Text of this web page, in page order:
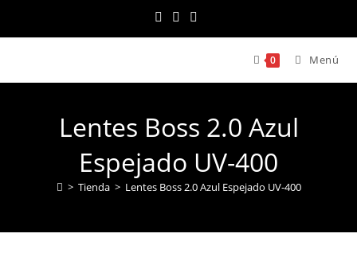
0 Menú
Lentes Boss 2.0 Azul
Espejado UV-400
> Tienda > Lentes Boss 2.0 Azul Espejado UV-400